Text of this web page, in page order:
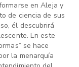
en Aleja y
de ciencia de sus
él descubrirá
En este
se hace
la menarquía